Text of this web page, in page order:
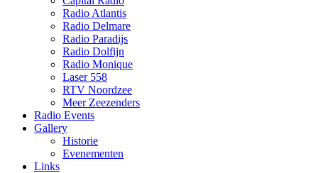
Radio Atlantis
Radio Delmare
Radio Paradijs
Radio Dolfijn
Radio Monique
Laser 558
RTV Noordzee
Meer Zeezenders
Radio Events
Gallery
Historie
Evenementen
Links